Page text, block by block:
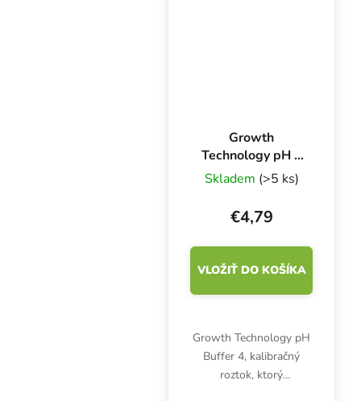
Growth
Technology pH 4
Pufr 300 ml,
kalibračný roztok
Skladem (>5 ks)
€4,79
VLOŽIŤ DO KOŠÍKA
Growth Technology pH
Buffer 4, kalibračný
roztok, ktorý